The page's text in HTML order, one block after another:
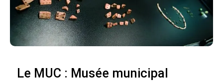
Le MUC : Musée municipal